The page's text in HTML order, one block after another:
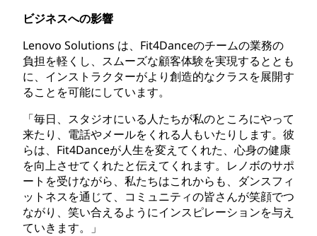
ビジネスへの影響
Lenovo Solutions は、Fit4Danceのチームの業務の
負担を軽くし、スムーズな顧客体験を実現するととも
に、インストラクターがより創造的なクラスを展開す
ることを可能にしています。
「毎日、スタジオにいる人たちが私のところにやって
来たり、電話やメールをくれる人もいたりします。彼
らは、Fit4Danceが人生を変えてくれた、心身の健康
を向上させてくれたと伝えてくれます。レノボのサポ
ートを受けながら、私たちはこれからも、ダンスフィ
ットネスを通じて、コミュニティの皆さんが笑顔でつ
ながり、笑い合えるようにインスピレーションを与え
ていきます。」